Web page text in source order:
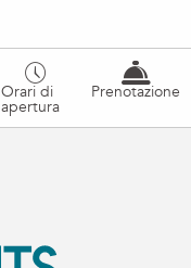
Orari di
apertura
Prenotazione